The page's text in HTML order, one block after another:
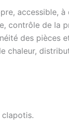
accessible,
contrôle de la
des pièces
chaleur,
clapotis.